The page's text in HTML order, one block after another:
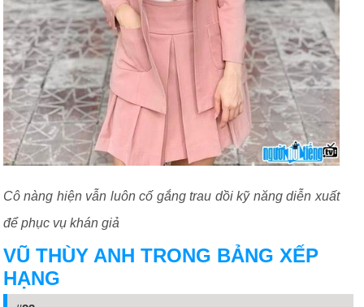
Cô nàng hiện vẫn luôn cố gắng trau dồi kỹ năng diễn xuất
để phục vụ khán giả
VŨ THÙY ANH TRONG BẢNG XẾP
HẠNG